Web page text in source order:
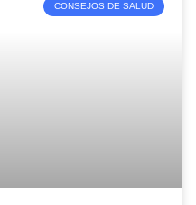
CONSEJOS DE SALUD